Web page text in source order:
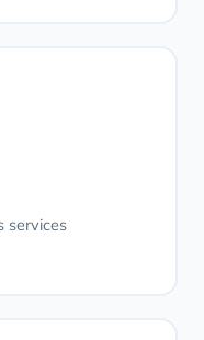
services